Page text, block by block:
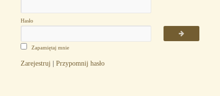
Hasło
Zapamiętaj mnie
Zarejestruj | Przypomnij hasło